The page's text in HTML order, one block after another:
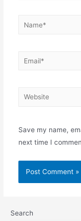
Name*
Email*
Website
Save my name,
next time I
Search